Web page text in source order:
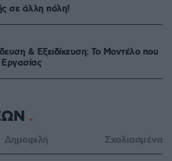
σε άλλη πόλη!
& Εξειδίκευση: Το Mοντέλο που
Δημοφιλή Σχολιασμένα